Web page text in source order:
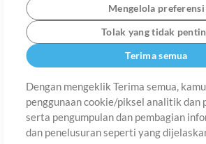
Mengelola preferensi
Tolak yang tidak
Terima semua
Dengan mengeklik Terima semua,
penggunaan cookie/piksel analitik dan
serta pengumpulan dan pembagian
dan penelusuran seperti yang
Tentang Ketentuan Penggunaan
Cookie
Hubungi
©2006-2026 oleh MultiTracks.com LLC.